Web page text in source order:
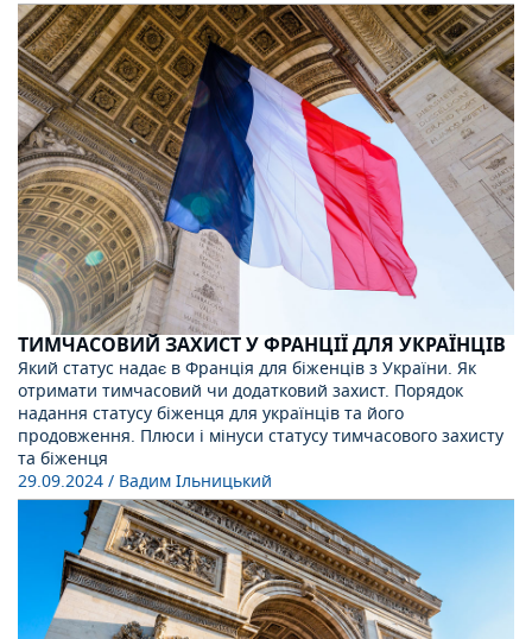
ТИМЧАСОВИЙ ЗАХИСТ У ФРАНЦІЇ ДЛЯ УКРАЇНЦІВ
Який статус надає в Франція для біженців з України. Як
отримати тимчасовий чи додатковий захист. Порядок
надання статусу біженця для українців та його
продовження. Плюси і мінуси статусу тимчасового захисту
та біженця
29.09.2024/ Вадим Ільницький